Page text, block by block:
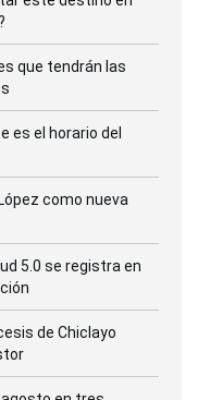
que tendrán las
es el horario del
como nueva
5.0 se registra en
de Chiclayo